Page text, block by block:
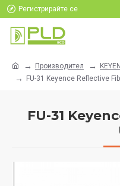
Регистрирайте се
Производител
FU-31 Keyence Reflective
FU-31